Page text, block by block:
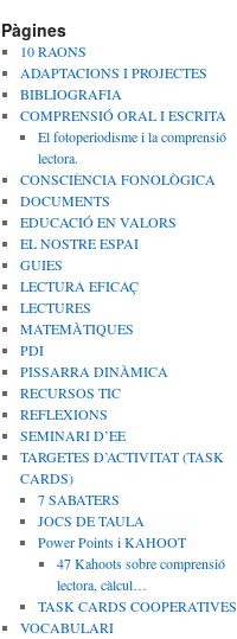
o
k
r
a
m
s
t
Pàgines
10 RAONS
ADAPTACIONS I PROJECTES
BIBLIOGRAFIA
COMPRENSIÓ ORAL I ESCRITA
El fotoperiodisme i la comprensió
lectora.
CONSCIÈNCIA FONOLÒGICA
DOCUMENTS
EDUCACIÓ EN VALORS
EL NOSTRE ESPAI
GUIES
LECTURA EFICAÇ
LECTURES
MATEMÀTIQUES
PDI
PISSARRA DINÀMICA
RECURSOS TIC
REFLEXIONS
SEMINARI D’EE
TARGETES D’ACTIVITAT (TASK
CARDS)
7 SABATERS
JOCS DE TAULA
Power Points i KAHOOT
47 Kahoots sobre comprensió
lectora, càlcul…
TASK CARDS COOPERATIVES
VOCABULARI